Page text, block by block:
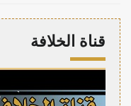
قناة الخلافة